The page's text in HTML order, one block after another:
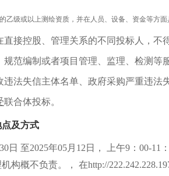
级或以上测绘资质，并在人员、设备、资金等方面
接控股、管理关系的不同投标人，不
规范编制或者项目管理、监理、检测
法失信主体名单、政府采购严重违
联合体投标。
及方式
日 至2025年05月12日， 上午9：00-
概不负责。， 在http://